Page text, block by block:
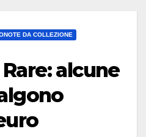
DA COLLEZIONE
alcune